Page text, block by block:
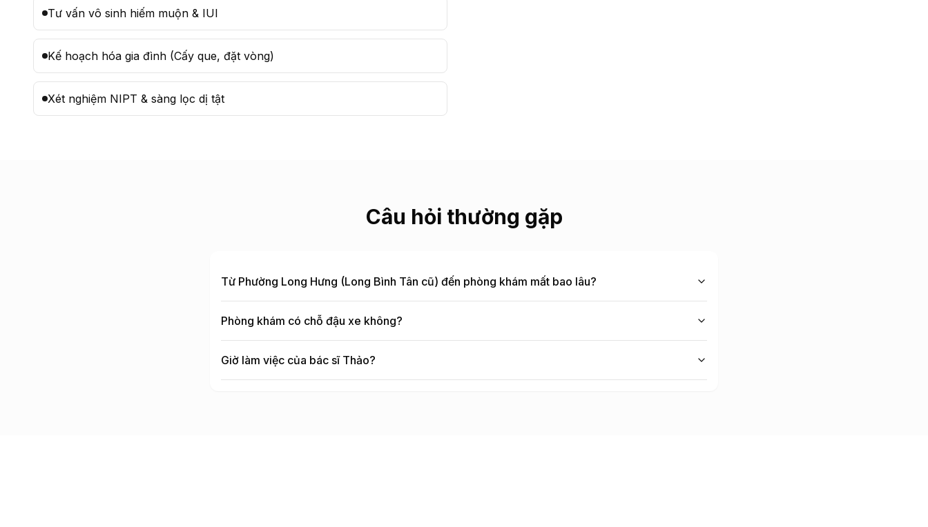
Tư vấn vô sinh hiếm muộn & IUI
Kế hoạch hóa gia đình (Cấy que, đặt vòng)
Xét nghiệm NIPT & sàng lọc dị tật
Câu hỏi thường gặp
Từ Phường Long Hưng (Long Bình Tân cũ) đến phòng khám mất bao lâu?
Phòng khám có chỗ đậu xe không?
Giờ làm việc của bác sĩ Thảo?